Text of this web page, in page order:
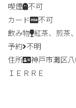
喫煙 不可
カード
不可
飲み物 紅茶、煎茶
予約 不明
住所
神戸市灘区
ＩＥＲＲＥ